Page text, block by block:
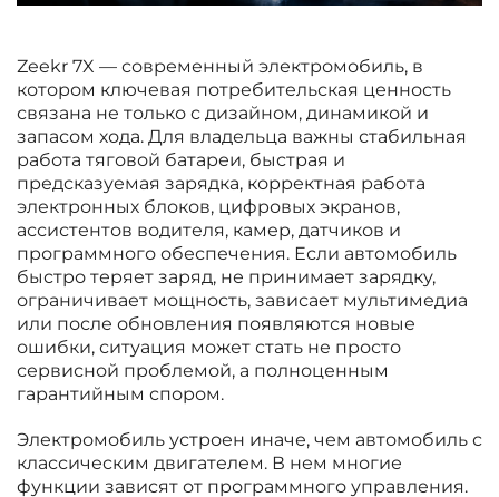
Zeekr 7X — современный электромобиль, в
котором ключевая потребительская ценность
связана не только с дизайном, динамикой и
запасом хода. Для владельца важны стабильная
работа тяговой батареи, быстрая и
предсказуемая зарядка, корректная работа
электронных блоков, цифровых экранов,
ассистентов водителя, камер, датчиков и
программного обеспечения. Если автомобиль
быстро теряет заряд, не принимает зарядку,
ограничивает мощность, зависает мультимедиа
или после обновления появляются новые
ошибки, ситуация может стать не просто
сервисной проблемой, а полноценным
гарантийным спором.
Электромобиль устроен иначе, чем автомобиль с
классическим двигателем. В нем многие
функции зависят от программного управления.